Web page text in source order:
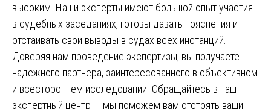
высоким. Наши эксперты имеют большой опыт участия
в судебных заседаниях, готовы давать пояснения и
отстаивать свои выводы в судах всех инстанций.
Доверяя нам проведение экспертизы, вы получаете
надежного партнера, заинтересованного в объективном
и всестороннем исследовании. Обращайтесь в наш
экспертный центр — мы поможем вам отстоять ваши